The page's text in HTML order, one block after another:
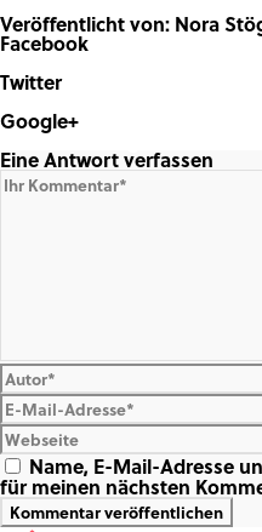
Veröffentlicht von: Nora
Facebook
Twitter
Google+
Share on Google+
Eine Antwort verfassen
Name, E-Mail-Adresse
für meinen nächsten